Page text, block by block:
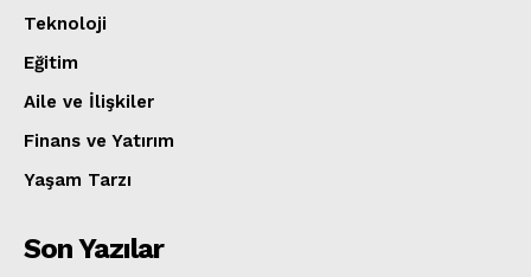
Teknoloji
Eğitim
Aile ve İlişkiler
Finans ve Yatırım
Yaşam Tarzı
Son Yazılar